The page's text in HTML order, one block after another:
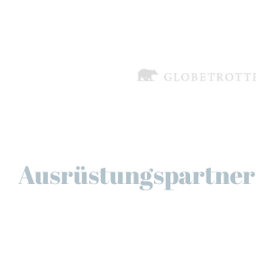
Ausrüstungspartner